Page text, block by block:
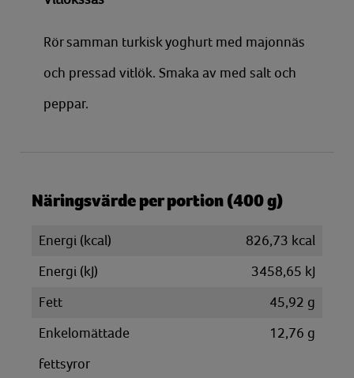
Rör samman turkisk yoghurt med majonnäs
och pressad vitlök. Smaka av med salt och
peppar.
Näringsvärde per portion (400 g)
Energi (kcal)
826,73 kcal
Energi (kJ)
3458,65 kJ
Fett
45,92 g
Enkelomättade
fettsyror
12,76 g